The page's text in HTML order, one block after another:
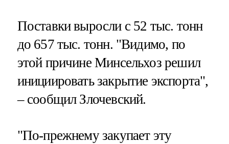
Поставки выросли с 52 тыс. тонн
до 657 тыс. тонн. "Видимо, по
этой причине Минсельхоз решил
инициировать закрытие экспорта",
– сообщил Злочевский.
"По-прежнему закупает эту